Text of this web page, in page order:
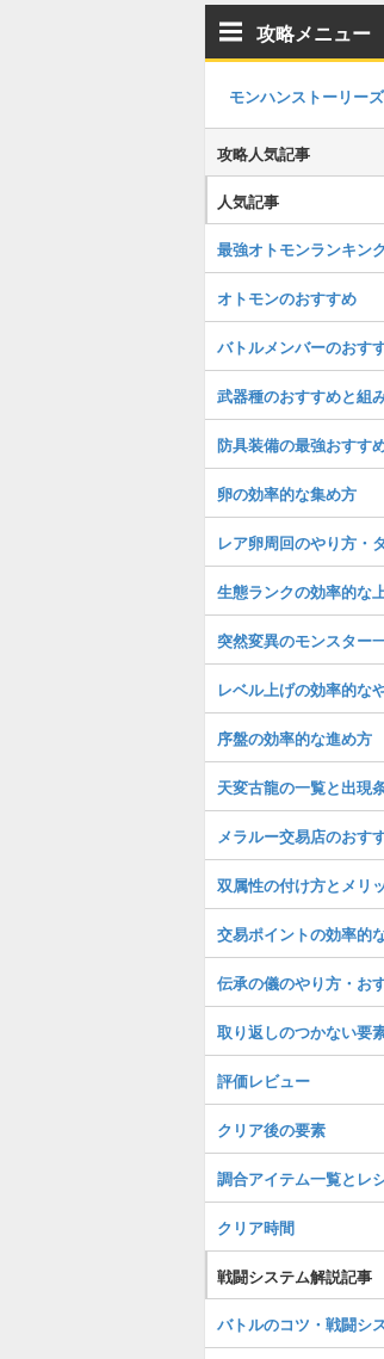
攻略メニュー
モンハンストーリー
攻略人気記事
人気記事
最強オトモンランキン
オトモンのおすすめ
バトルメンバーのおす
武器種のおすすめと組
防具装備の最強おすす
卵の効率的な集め方
レア卵周回のやり方・
生態ランクの効率的な
突然変異のモンスター
レベル上げの効率的な
序盤の効率的な進め方
天変古龍の一覧と出現
メラルー交易店のおす
双属性の付け方とメリ
交易ポイントの効率的
伝承の儀のやり方・お
取り返しのつかない要
評価レビュー
クリア後の要素
調合アイテム一覧とレ
クリア時間
戦闘システム解説記事
バトルのコツ・戦闘シ